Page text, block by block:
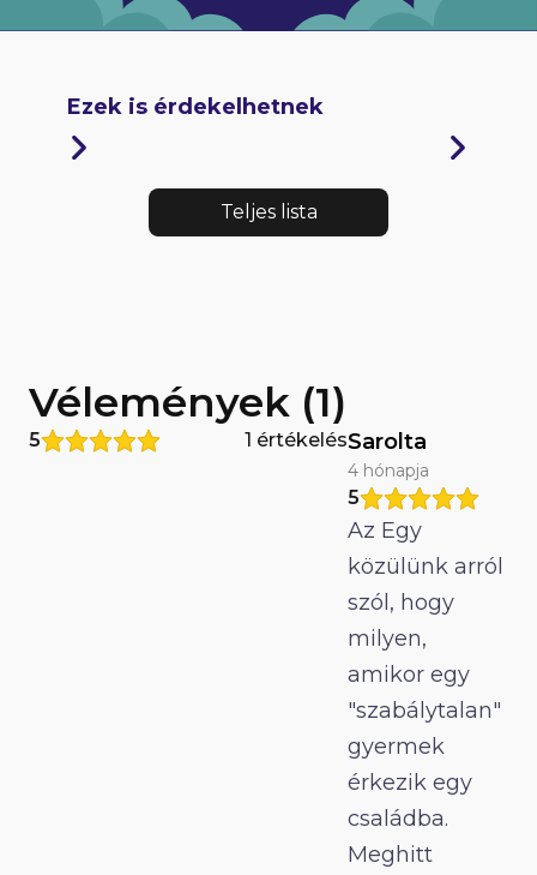
Ezek is érdekelhetnek
Teljes lista
Vélemények (1)
5 1 értékelésSarolta
4 hónapja
5
Az Egy
közülünk arról
szól, hogy
milyen,
amikor egy
"szabálytalan"
gyermek
érkezik egy
családba.
Meghitt